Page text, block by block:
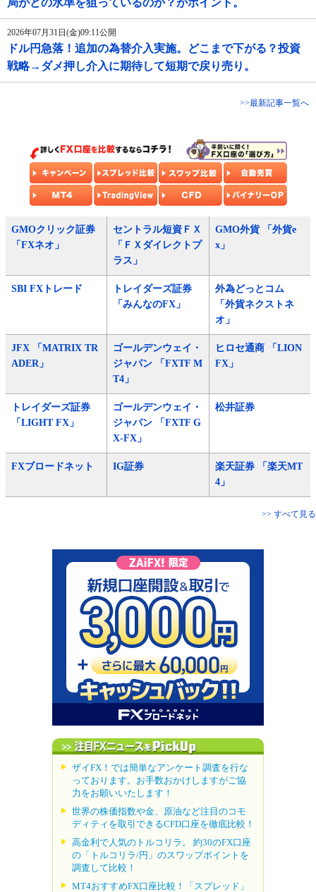
局がどの水準を狙っているのか？がポイント。
2026年07月31日(金)09:11公開
ドル円急落！追加の為替介入実施。どこまで下がる？投資
戦略→ダメ押し介入に期待して短期で戻り売り。
>>最新記事一覧へ
GMOクリック証券
「FXネオ」
セントラル短資ＦＸ
「ＦＸダイレクトプ
ラス」
GMO外貨 「外貨e
x」
SBI FXトレード
トレイダーズ証券
「みんなのFX」
外為どっとコム
「外貨ネクストネ
オ」
JFX 「MATRIX TR
ADER」
ゴールデンウェイ・
ジャパン 「FXTF M
T4」
ヒロセ通商 「LION
FX」
トレイダーズ証券
「LIGHT FX」
ゴールデンウェイ・
ジャパン 「FXTF G
X-FX」
松井証券
FXブロードネット IG証券
楽天証券 「楽天MT
4」
>> すべて見る
ザイFX！では簡単なアンケート調査を行な
っております。お手数おかけしますがご協
力をお願いいたします！
世界の株価指数や金、原油など注目のコモ
ディティを取引できるCFD口座を徹底比較！
高金利で人気のトルコリラ。 約30のFX口座
の「トルコリラ/円」のスワップポイントを
調査して比較！
MT4おすすめFX口座比較！「スプレッド」